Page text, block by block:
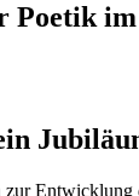
Poetik